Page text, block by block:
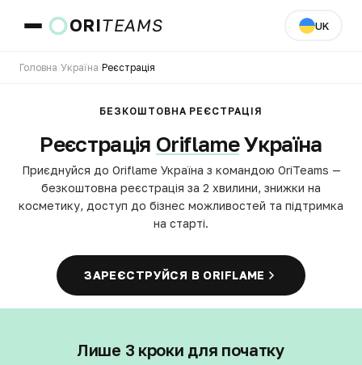
ORITEAMS UK
ПЕРЕЙТИ
Головна Україна Реєстрація
БЕЗКОШТОВНА РЕЄСТРАЦІЯ
Реєстрація OriflameУкраїна
Приєднуйся до Oriflame Україна з командою OriTeams —
безкоштовна реєстрація за 2 хвилини, знижки на
косметику, доступ до бізнес можливостей та підтримка
на старті.
ЗАРЕЄСТРУЙСЯ В ORIFLAME
Лише 3 кроки для початку